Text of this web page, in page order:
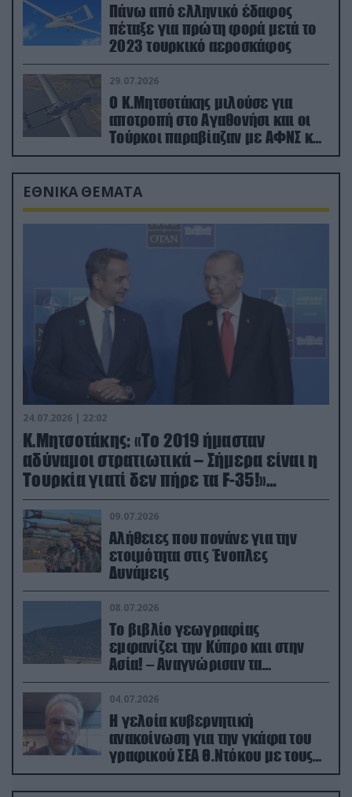
Πάνω από ελληνικό έδαφος
πέταξε για πρώτη φορά μετά το
2023 τουρκικό αεροσκάφος
29.07.2026
Ο Κ.Μητσοτάκης μιλούσε για
αποτροπή στο Αγαθονήσι και οι
Τούρκοι παραβίαζαν με ΑΦΝΣ και
drone
ΕΘΝΙΚΑ ΘΕΜΑΤΑ
24.07.2026 | 22:02
Κ.Μητσοτάκης: «Το 2019 ήμασταν
αδύναμοι στρατιωτικά – Σήμερα είναι η
Τουρκία γιατί δεν πήρε τα F-35!»
(βίντεο)
09.07.2026
Αλήθειες που πονάνε για την
ετοιμότητα στις Ένοπλες
Δυνάμεις
08.07.2026
Το βιβλίο γεωγραφίας
εμφανίζει την Κύπρο και στην
Ασία! – Αναγνώρισαν τα
κατεχόμενα; (φωτο)
04.07.2026
Η γελοία κυβερνητική
ανακοίνωση για την γκάφα του
γραφικού ΣΕΑ Θ.Ντόκου με τους
Ρώσους φαρσέρ